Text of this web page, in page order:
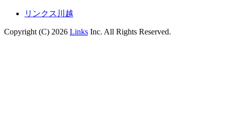
リンクス川越
Copyright (C) 2026 Links Inc. All Rights Reserved.